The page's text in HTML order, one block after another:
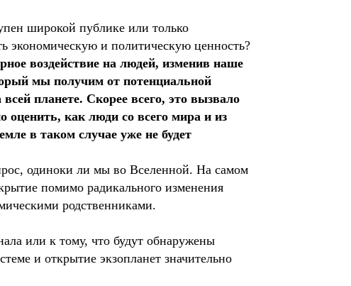
широкой публике или только
экономическую и политическую ценность?
воздействие на людей, изменив наше
мы получим от потенциальной
планете. Скорее всего, это вызвало
оценить, как люди со всего мира и из
в таком случае уже не будет
одиноки ли мы во Вселенной. На самом
помимо радикального изменения
родственниками.
или к тому, что будут обнаружены
и открытие экзопланет значительно